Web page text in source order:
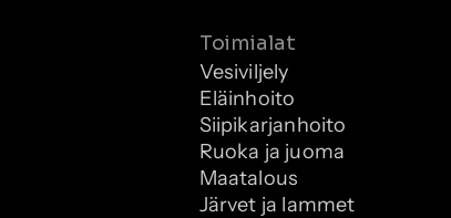
Toimialat
Vesiviljely
Eläinhoito
Siipikarjanhoito
Ruoka ja juoma
Maatalous
Järvet ja lammet